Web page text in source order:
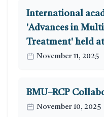
International
'Advances in
Treatment' held
November 11, 2025
BMU–RCP
November 10, 2025